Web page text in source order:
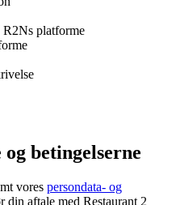
R2Ns platforme
betingelserne
vores persondata- og
din aftale med Restaurant 2